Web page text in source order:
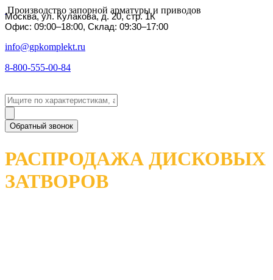
Производство запорной арматуры и приводов
Москва, ул. Кулакова, д. 20, стр. 1К
Офис: 09:00–18:00, Склад: 09:30–17:00
info@gpkomplekt.ru
8-800-555-00-84
Обратный звонок
РАСПРОДАЖА ДИСКОВЫХ
ЗАТВОРОВ